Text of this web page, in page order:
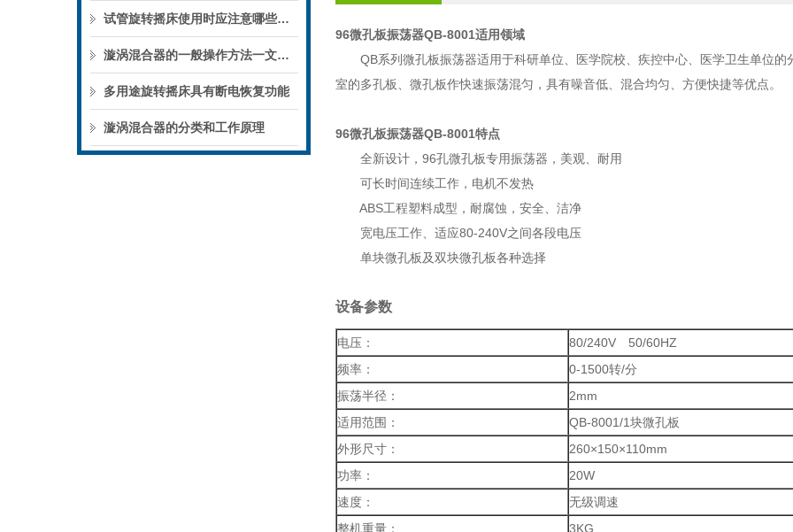
试管旋转摇床使用时应注意哪些事项？
漩涡混合器的一般操作方法一文详细介绍
多用途旋转摇床具有断电恢复功能
漩涡混合器的分类和工作原理
96微孔板振荡器QB-8001适用领域
QB系列微孔板振荡器适用于科研单位、医学院校、疾控中心、医学卫生单位的
室的多孔板、微孔板作快速振荡混匀，具有噪音低、混合均匀、方便快捷等优点。
96微孔板振荡器QB-8001特点
全新设计，96孔微孔板专用振荡器，美观、耐用
可长时间连续工作，电机不发热
ABS工程塑料成型，耐腐蚀，安全、洁净
宽电压工作、适应80-240V之间各段电压
单块微孔板及双块微孔板各种选择
设备参数
电压：
80/240V 50/60HZ
频率：
0-1500转/分
振荡半径：
2mm
适用范围：
QB-8001/1块微孔板
外形尺寸：
260×150×110mm
功率：
20W
速度：
无级调速
整机重量：
3KG